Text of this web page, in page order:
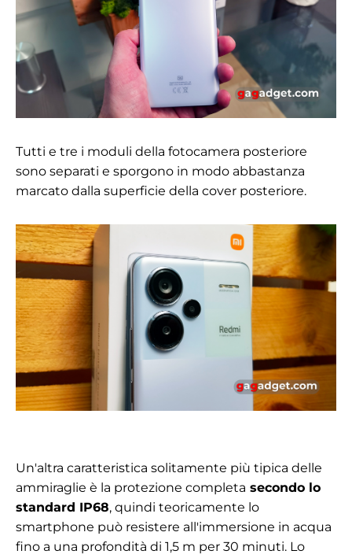
Tutti e tre i moduli della fotocamera posteriore
sono separati e sporgono in modo abbastanza
marcato dalla superficie della cover posteriore.
Un'altra caratteristica solitamente più tipica delle
ammiraglie è la protezione completa secondo lo
standard IP68, quindi teoricamente lo
smartphone può resistere all'immersione in acqua
fino a una profondità di 1,5 m per 30 minuti. Lo